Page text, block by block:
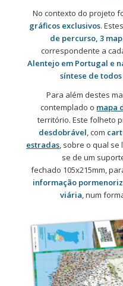
No contexto do projeto
gráficos exclusivos.
de percurso, 3
correspondente a
Alentejo em Portugal e
síntese de
Para além destes
contemplado o mapa
território. Este folheto
desdobrável, com
estradas, sobre o qual se
se de um
fechado 105x215mm,
informação
viária, num